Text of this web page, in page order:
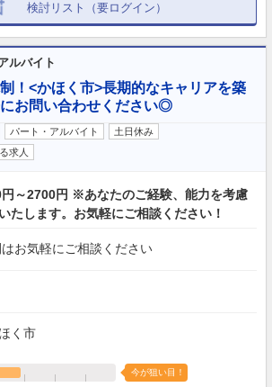
検討リスト（要ログイン）
ルバイト
！<かほく市>長期的なキャリアを築
お問い合わせください◎
パート・アルバイト
土日休み
求人
～2700円 ※あなたのご経験、能力を考慮
たします。お気軽にご相談ください！
お気軽にご相談ください
く市
今が狙い目！